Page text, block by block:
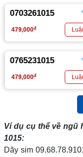
0703261015
479,000đ
0765231015
479,000đ
Ví dụ cụ thể về ngũ
1015:
Dãy sim